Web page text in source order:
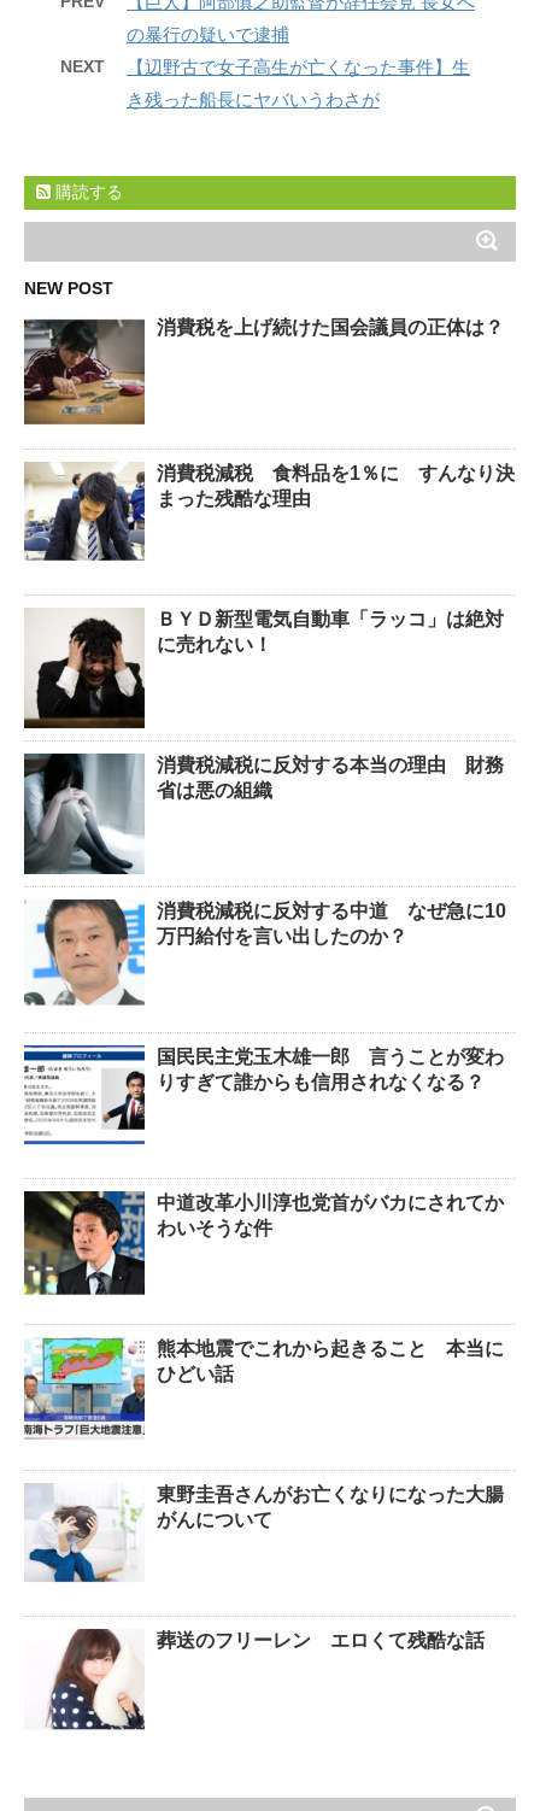
の暴行の疑いで逮捕
NEXT
【辺野古で女子高生が亡くなった事件】生
き残った船長にヤバいうわさが
購読する
NEW POST
消費税を上げ続けた国会議員の正体は？
消費税減税 食料品を1％に すんなり決
まった残酷な理由
ＢＹＤ新型電気自動車「ラッコ」は絶対
に売れない！
消費税減税に反対する本当の理由 財務
省は悪の組織
消費税減税に反対する中道 なぜ急に10
万円給付を言い出したのか？
国民民主党玉木雄一郎 言うことが変わ
りすぎて誰からも信用されなくなる？
中道改革小川淳也党首がバカにされてか
わいそうな件
熊本地震でこれから起きること 本当に
ひどい話
東野圭吾さんがお亡くなりになった大腸
がんについて
葬送のフリーレン エロくて残酷な話